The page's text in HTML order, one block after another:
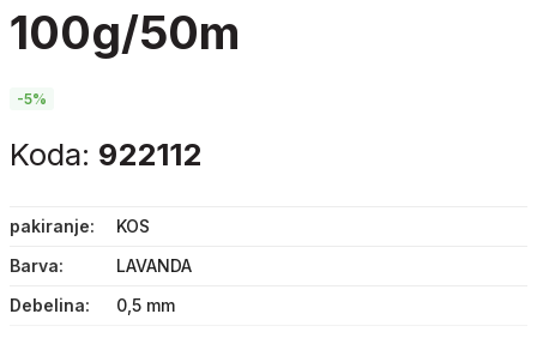
100g/50m
-5%
Koda: 922112
pakiranje
KOS
Barva
LAVANDA
Debelina
0,5 mm